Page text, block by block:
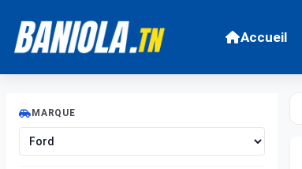
Accueil
MARQUE